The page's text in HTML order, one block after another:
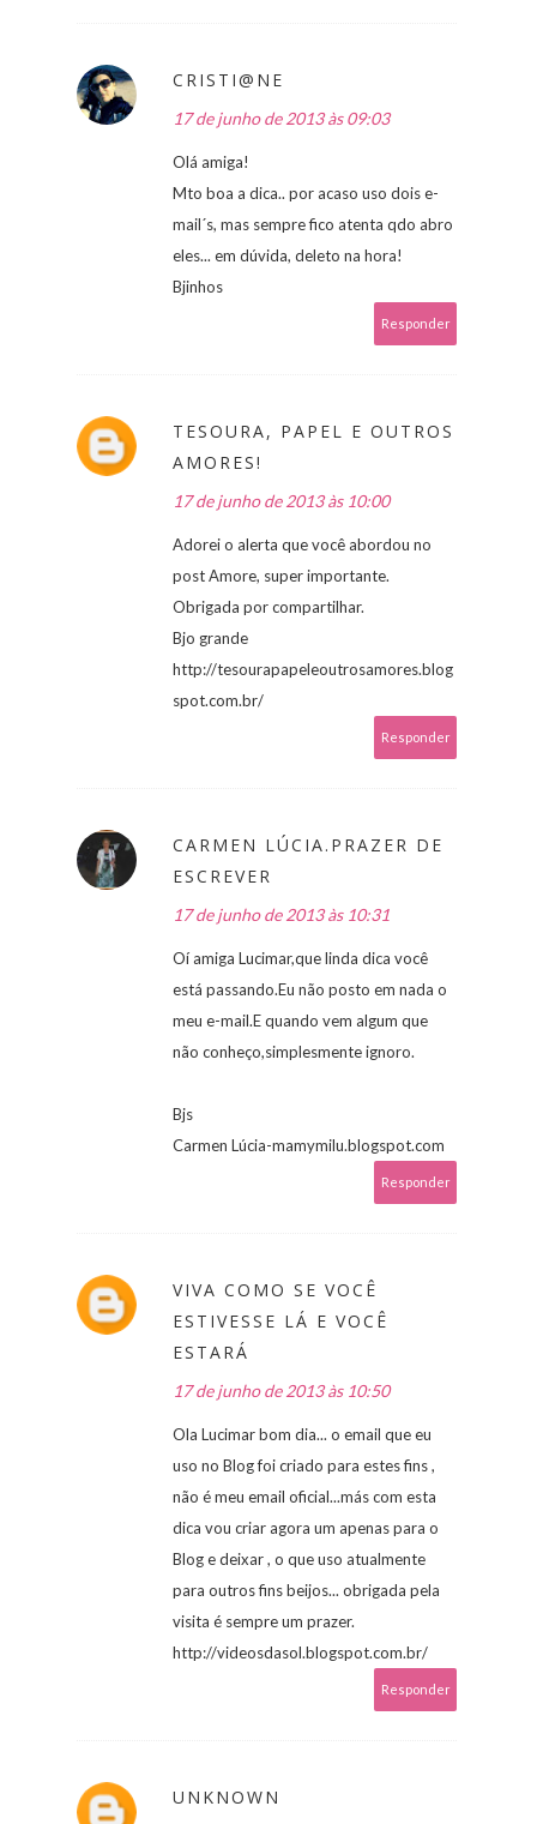
CRISTI@NE
17 de junho de 2013 às 09:03
Olá amiga!
Mto boa a dica.. por acaso uso dois e-
mail´s, mas sempre fico atenta qdo abro
eles... em dúvida, deleto na hora!
Bjinhos
Responder
TESOURA, PAPEL E OUTROS
AMORES!
17 de junho de 2013 às 10:00
Adorei o alerta que você abordou no
post Amore, super importante.
Obrigada por compartilhar.
Bjo grande
http://tesourapapeleoutrosamores.blog
spot.com.br/
Responder
CARMEN LÚCIA.PRAZER DE
ESCREVER
17 de junho de 2013 às 10:31
Oí amiga Lucimar,que linda dica você
está passando.Eu não posto em nada o
meu e-mail.E quando vem algum que
não conheço,simplesmente ignoro.
Bjs
Carmen Lúcia-mamymilu.blogspot.com
Responder
VIVA COMO SE VOCÊ
ESTIVESSE LÁ E VOCÊ
ESTARÁ
17 de junho de 2013 às 10:50
Ola Lucimar bom dia... o email que eu
uso no Blog foi criado para estes fins ,
não é meu email oficial...más com esta
dica vou criar agora um apenas para o
Blog e deixar , o que uso atualmente
para outros fins beijos... obrigada pela
visita é sempre um prazer.
http://videosdasol.blogspot.com.br/
Responder
UNKNOWN